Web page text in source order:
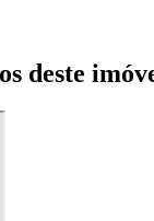
deste